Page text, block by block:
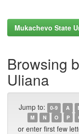
Mukachevo State
Browsing
Uliana
Jump to: 0-9 A
M
N O P
or enter first few